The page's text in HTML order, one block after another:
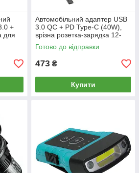
+
для
В
Автомобільний адаптер USB
3.0 QC + PD Type-C (40W),
врізна розетка-зарядка 12-
24В з кнопкою та
вольтметром
Готово до відправки
473 ₴
Купити